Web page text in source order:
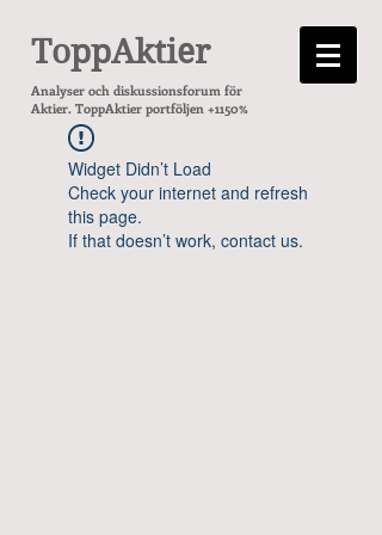
ToppAktier
Analyser och diskussionsforum för
Aktier. ToppAktier portföljen +1150%
Widget Didn’t Load
Check your internet and refresh
this page.
If that doesn’t work, contact us.